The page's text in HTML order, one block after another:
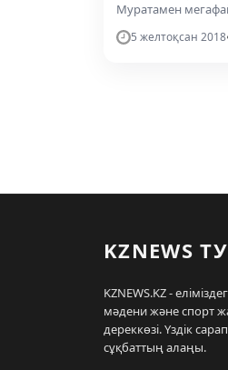
Муратамен
5 желтоқсан 2018
KZNEWS
KZNEWS.KZ -
мәдени және спорт
дереккөзі. Үздік
сұқбаттың алаңы.